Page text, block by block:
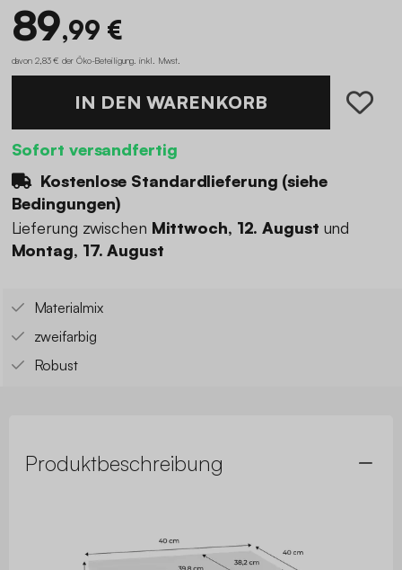
89,99 €
davon 2,83 € der Öko-Beteiligung inkl. Mwst.
IN DEN WARENKORB
Sofort versandfertig
Kostenlose Standardlieferung (siehe
Bedingungen)
Lieferung zwischen Mittwoch, 12. August und
Montag, 17. August
Materialmix
zweifarbig
Robust
Produktbeschreibung